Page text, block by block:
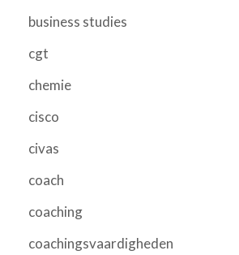
business studies
cgt
chemie
cisco
civas
coach
coaching
coachingsvaardigheden